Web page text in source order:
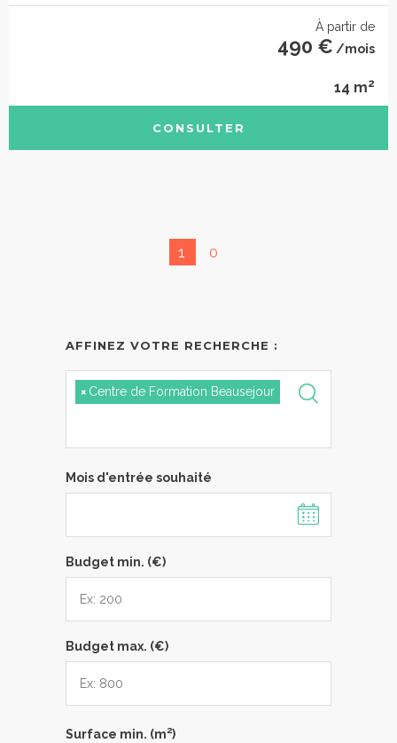
À partir de
490 € /mois
14 m2
CONSULTER
1 0
AFFINEZ VOTRE RECHERCHE :
× Centre de Formation Beausejour
Mois d'entrée souhaité
Budget min. (€)
Budget max. (€)
Surface min. (m2)